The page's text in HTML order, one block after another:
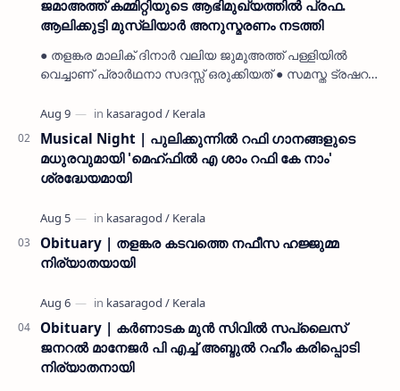
ജമാഅത്ത് കമ്മിറ്റിയുടെ ആഭിമുഖ്യത്തിൽ പ്രഫ.
ആലിക്കുട്ടി മുസ്ലിയാർ അനുസ്മരണം നടത്തി
● തളങ്കര മാലിക് ദിനാർ വലിയ ജുമുഅത്ത് പള്ളിയിൽ
വെച്ചാണ് പ്രാർഥനാ സദസ്സ് ഒരുക്കിയത് ● സമസ്ത ട്രഷറർ
നൽകി കാസ…
Musical Night | പുലിക്കുന്നിൽ റഫി ഗാനങ്ങളുടെ
മധുരവുമായി 'മെഹ്ഫിൽ എ ശാം റഫി കേ നാം'
ശ്രദ്ധേയമായി
Obituary | തളങ്കര കടവത്തെ നഫീസ ഹജ്ജുമ്മ
നിര്യാതയായി
Obituary | കർണാടക മുൻ സിവില്‍ സപ്ലൈസ്
ജനറൽ മാനേജർ പി എച്ച് അബ്ദുൽ റഹീം കരിപ്പൊടി
നിര്യാതനായി